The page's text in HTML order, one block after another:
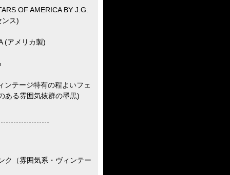
OF AMERICA BY J.G.
ンス)
(アメリカ製)
ンテージ特有の程よいフェ
ある雰囲気抜群の墨黒)
ク（雰囲気系・ヴィンテー